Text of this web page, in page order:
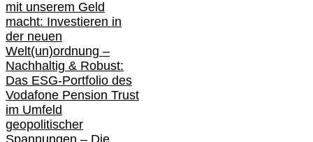
mit unserem Geld
macht: Investieren in
der neuen
Welt(un)ordnung –
Nachhaltig & Robust:
Das ESG-Portfolio des
Vodafone Pension Trust
im Umfeld
geopolitischer